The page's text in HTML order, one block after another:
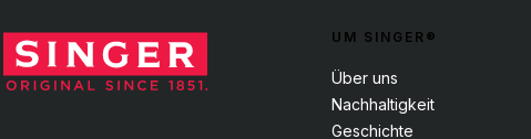
UM SINGER®
Über uns
Nachhaltigkeit
Geschichte